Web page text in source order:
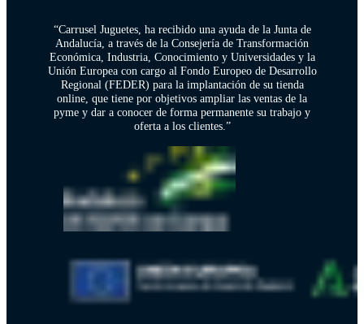
“Carrusel Juguetes, ha recibido una ayuda de la Junta de
Andalucía, a través de la Consejería de Transformación
Económica, Industria, Conocimiento y Universidades y la
Unión Europea con cargo al Fondo Europeo de Desarrollo
Regional (FEDER) para la implantación de su tienda
online, que tiene por objetivos ampliar las ventas de la
pyme y dar a conocer de forma permanente su trabajo y
oferta a los clientes.”